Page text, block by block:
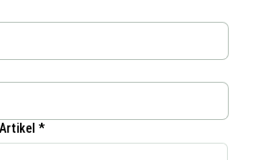
Artikel *